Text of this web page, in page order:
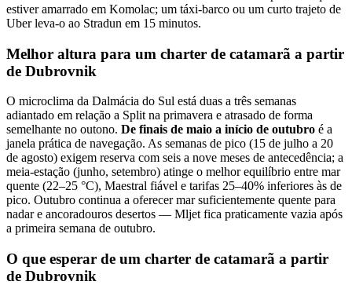
estiver amarrado em Komolac; um táxi-barco ou um curto trajeto de
Uber leva-o ao Stradun em 15 minutos.
Melhor altura para um charter de catamarã a partir
de Dubrovnik
O microclima da Dalmácia do Sul está duas a três semanas
adiantado em relação a Split na primavera e atrasado de forma
semelhante no outono. De finais de maio a início de outubro é a
janela prática de navegação. As semanas de pico (15 de julho a 20
de agosto) exigem reserva com seis a nove meses de antecedência; a
meia-estação (junho, setembro) atinge o melhor equilíbrio entre mar
quente (22–25 °C), Maestral fiável e tarifas 25–40% inferiores às de
pico. Outubro continua a oferecer mar suficientemente quente para
nadar e ancoradouros desertos — Mljet fica praticamente vazia após
a primeira semana de outubro.
O que esperar de um charter de catamarã a partir
de Dubrovnik